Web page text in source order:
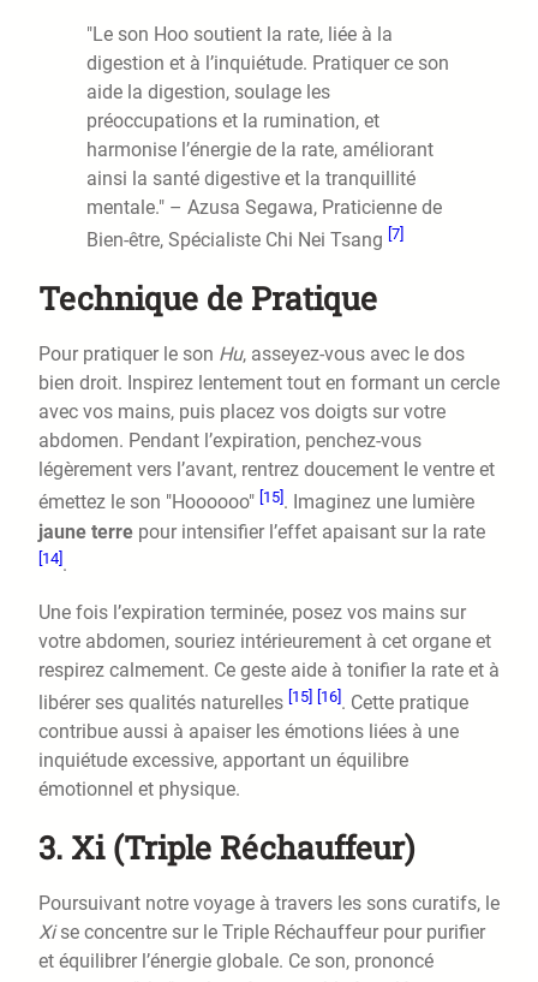
"Le son Hoo soutient la rate, liée à la
digestion et à l’inquiétude. Pratiquer ce son
aide la digestion, soulage les
préoccupations et la rumination, et
harmonise l’énergie de la rate, améliorant
ainsi la santé digestive et la tranquillité
mentale." – Azusa Segawa, Praticienne de
Bien-être, Spécialiste Chi Nei Tsang [7]
Technique de Pratique
Pour pratiquer le son Hu, asseyez-vous avec le dos
bien droit. Inspirez lentement tout en formant un cercle
avec vos mains, puis placez vos doigts sur votre
abdomen. Pendant l’expiration, penchez-vous
légèrement vers l’avant, rentrez doucement le ventre et
émettez le son "Hoooooo" [15]. Imaginez une lumière
jaune terre pour intensifier l’effet apaisant sur la rate
[14] .
Une fois l’expiration terminée, posez vos mains sur
votre abdomen, souriez intérieurement à cet organe et
respirez calmement. Ce geste aide à tonifier la rate et à
libérer ses qualités naturelles [15] [16] . Cette pratique
contribue aussi à apaiser les émotions liées à une
inquiétude excessive, apportant un équilibre
émotionnel et physique.
3. Xi (Triple Réchauffeur)
Poursuivant notre voyage à travers les sons curatifs, le
Xise concentre sur le Triple Réchauffeur pour purifier
et équilibrer l’énergie globale. Ce son, prononcé